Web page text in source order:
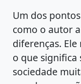
Um dos
como o autor
diferenças.
o que significa
sociedade